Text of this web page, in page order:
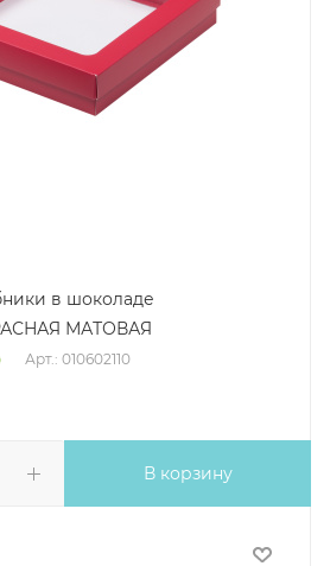
в шоколаде
МАТОВАЯ
Арт.: 010602110
В корзину